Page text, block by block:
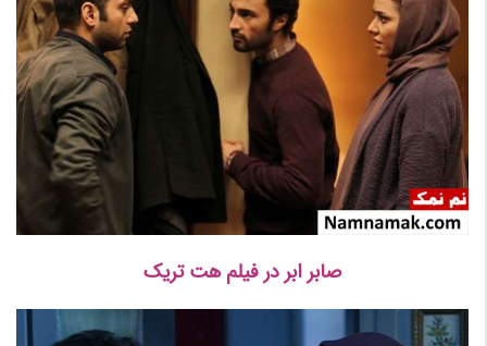
صابر ابر در فیلم هت تریک